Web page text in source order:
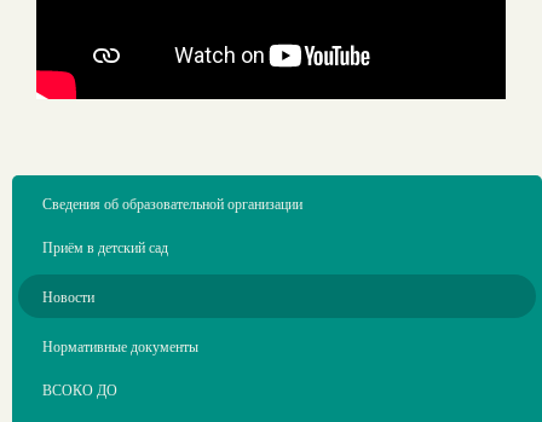
Сведения об образовательной организации
Приём в детский сад
Новости
Нормативные документы
ВСОКО ДО